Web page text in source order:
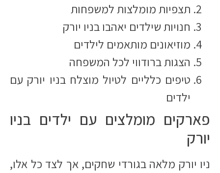
תצפיות מומלצות למשפחות
חנויות שילדים יאהבו בניו יורק
מוזיאונים מותאמים לילדים
הצגות ברודווי לכל המשפחה
טיפים כלליים לטיול מוצלח בניו יורק עם
ילדים
פארקים מומלצים עם ילדים בניו
יורק
ניו יורק מלאה בגורדי שחקים, אך לצד כל אלו,